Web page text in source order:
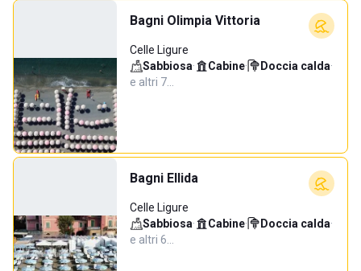
Bagni Olimpia Vittoria
Celle Ligure
Sabbiosa· Cabine· Doccia calda·
e altri 7…
Bagni Ellida
Celle Ligure
Sabbiosa· Cabine· Doccia calda·
e altri 6…